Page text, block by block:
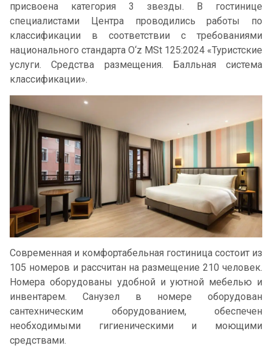
присвоена категория 3 звезды. В гостинице
специалистами Центра проводились работы по
классификации в соответствии с требованиями
национального стандарта O‘z MSt 125:2024 «Туристские
услуги. Средства размещения. Балльная система
классификации».
Современная и комфортабельная гостиница состоит из
105 номеров и рассчитан на размещение 210 человек.
Номера оборудованы удобной и уютной мебелью и
инвентарем. Санузел в номере оборудован
сантехническим оборудованием, обеспечен
необходимыми гигиеническими и моющими
средствами.